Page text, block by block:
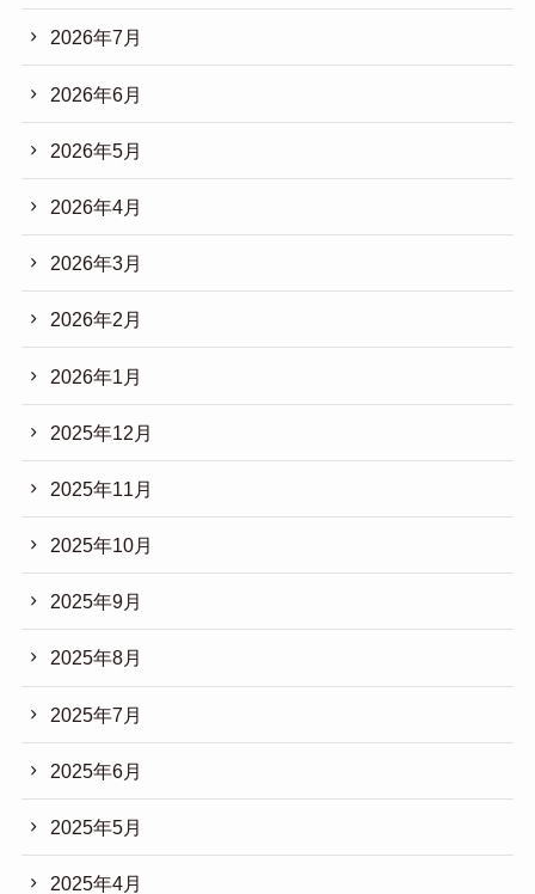
2026年7月
2026年6月
2026年5月
2026年4月
2026年3月
2026年2月
2026年1月
2025年12月
2025年11月
2025年10月
2025年9月
2025年8月
2025年7月
2025年6月
2025年5月
2025年4月